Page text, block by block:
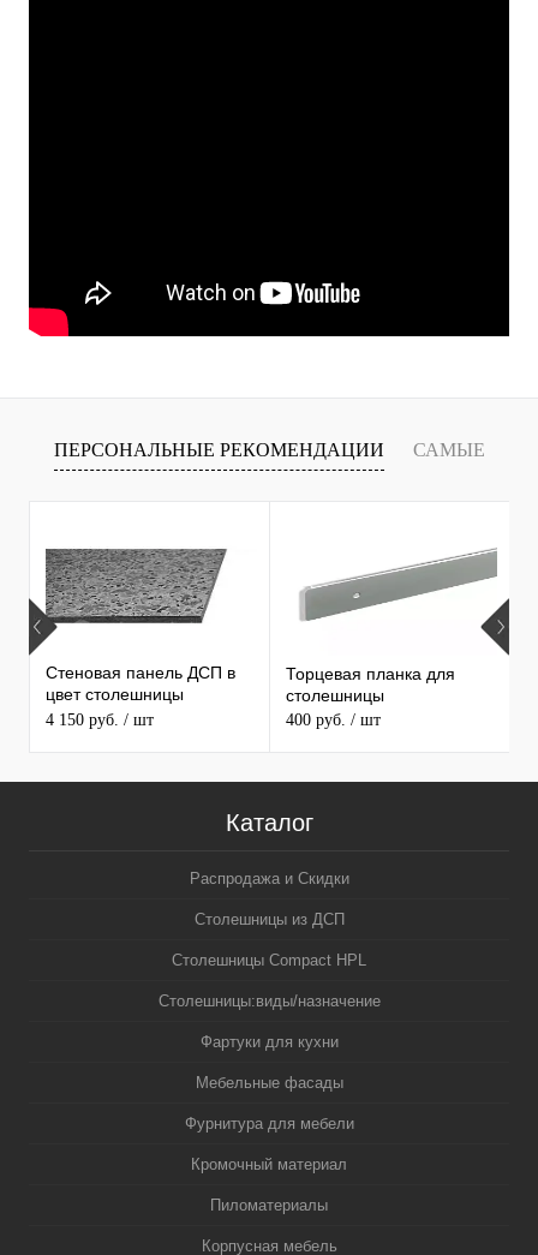
ПЕРСОНАЛЬНЫЕ РЕКОМЕНДАЦИИ САМЫЕ
ПРОДАВАЕМЫЕ ТОВАРЫ
Стеновая панель ДСП в
цвет столешницы
MAERSS
4 150 руб. / шт
Торцевая планка для
столешницы
400 руб. / шт
Каталог
Распродажа и Скидки
Столешницы из ДСП
Столешницы Compact HPL
Столешницы:виды/назначение
Фартуки для кухни
Мебельные фасады
Фурнитура для мебели
Кромочный материал
Пиломатериалы
Корпусная мебель